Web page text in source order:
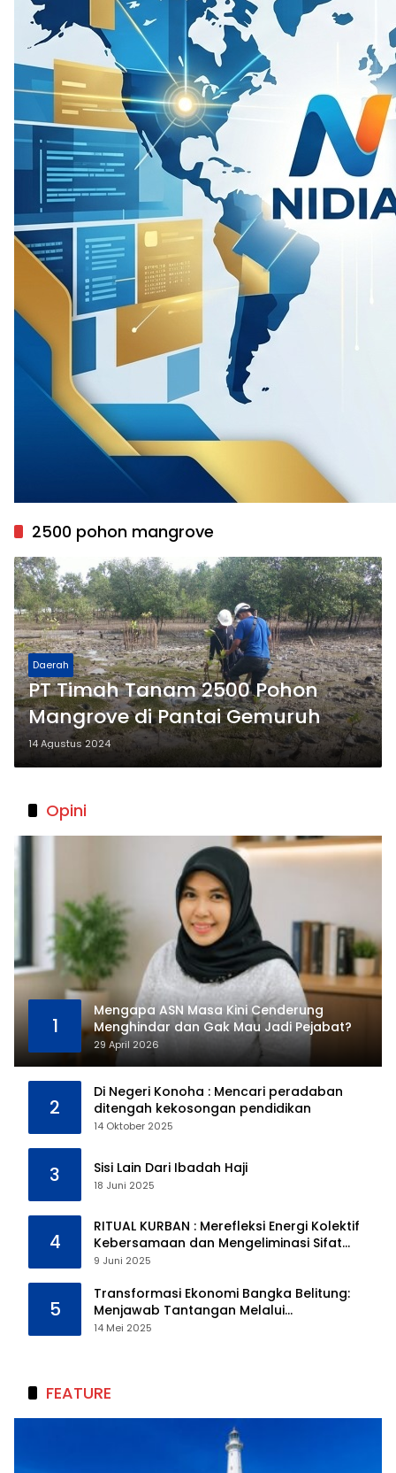
2500 pohon mangrove
Daerah
PT Timah Tanam 2500 Pohon
Mangrove di Pantai Gemuruh
14 Agustus 2024
Opini
1
Mengapa ASN Masa Kini Cenderung
Menghindar dan Gak Mau Jadi Pejabat?
29 April 2026
2
Di Negeri Konoha : Mencari peradaban
ditengah kekosongan pendidikan
14 Oktober 2025
3 Sisi Lain Dari Ibadah Haji
18 Juni 2025
4
RITUAL KURBAN : Merefleksi Energi Kolektif
Kebersamaan dan Mengeliminasi Sifat
Kebinatangan Manusia
9 Juni 2025
5
Transformasi Ekonomi Bangka Belitung:
Menjawab Tantangan Melalui
Pengelolaan Sumber Daya Alam yang
14 Mei 2025
FEATURE